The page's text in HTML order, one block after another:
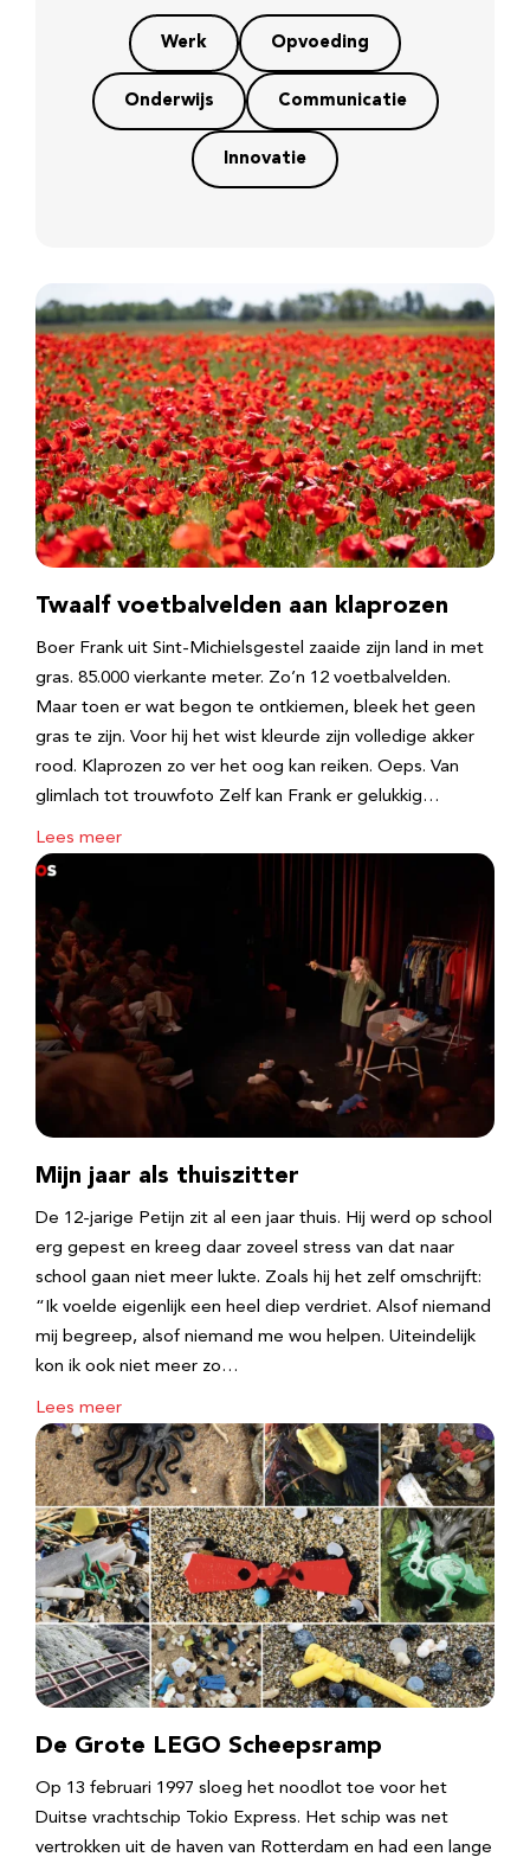
Werk Opvoeding
Onderwijs Communicatie
Innovatie
Twaalf voetbalvelden aan klaprozen
Boer Frank uit Sint-Michielsgestel zaaide zijn land in met
gras. 85.000 vierkante meter. Zo’n 12 voetbalvelden.
Maar toen er wat begon te ontkiemen, bleek het geen
gras te zijn. Voor hij het wist kleurde zijn volledige akker
rood. Klaprozen zo ver het oog kan reiken. Oeps. Van
glimlach tot trouwfoto Zelf kan Frank er gelukkig…
Lees meer
Mijn jaar als thuiszitter
De 12-jarige Petijn zit al een jaar thuis. Hij werd op school
erg gepest en kreeg daar zoveel stress van dat naar
school gaan niet meer lukte. Zoals hij het zelf omschrijft:
“Ik voelde eigenlijk een heel diep verdriet. Alsof niemand
mij begreep, alsof niemand me wou helpen. Uiteindelijk
kon ik ook niet meer zo…
Lees meer
De Grote LEGO Scheepsramp
Op 13 februari 1997 sloeg het noodlot toe voor het
Duitse vrachtschip Tokio Express. Het schip was net
vertrokken uit de haven van Rotterdam en had een lange